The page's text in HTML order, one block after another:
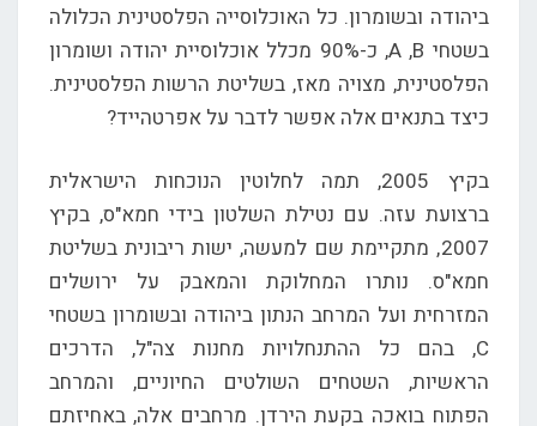
ביהודה ובשומרון. כל האוכלוסייה הפלסטינית הכלולה
בשטחי A ,B, כ-90% מכלל אוכלוסיית יהודה ושומרון
הפלסטינית, מצויה מאז, בשליטת הרשות הפלסטינית.
כיצד בתנאים אלה אפשר לדבר על אפרטהייד?
בקיץ 2005, תמה לחלוטין הנוכחות הישראלית
ברצועת עזה. עם נטילת השלטון בידי חמא"ס, בקיץ
2007, מתקיימת שם למעשה, ישות ריבונית בשליטת
חמא"ס. נותרו המחלוקת והמאבק על ירושלים
המזרחית ועל המרחב הנתון ביהודה ובשומרון בשטחי
C, בהם כל ההתנחלויות מחנות צה"ל, הדרכים
הראשיות, השטחים השולטים החיוניים, והמרחב
הפתוח בואכה בקעת הירדן. מרחבים אלה, באחיזתם